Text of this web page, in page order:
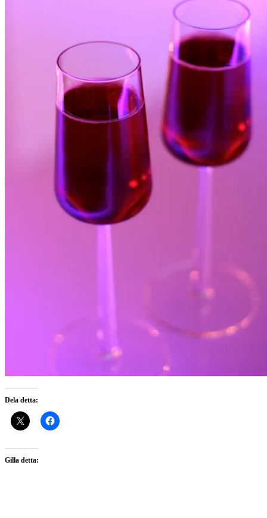
Dela detta:
Gilla detta: